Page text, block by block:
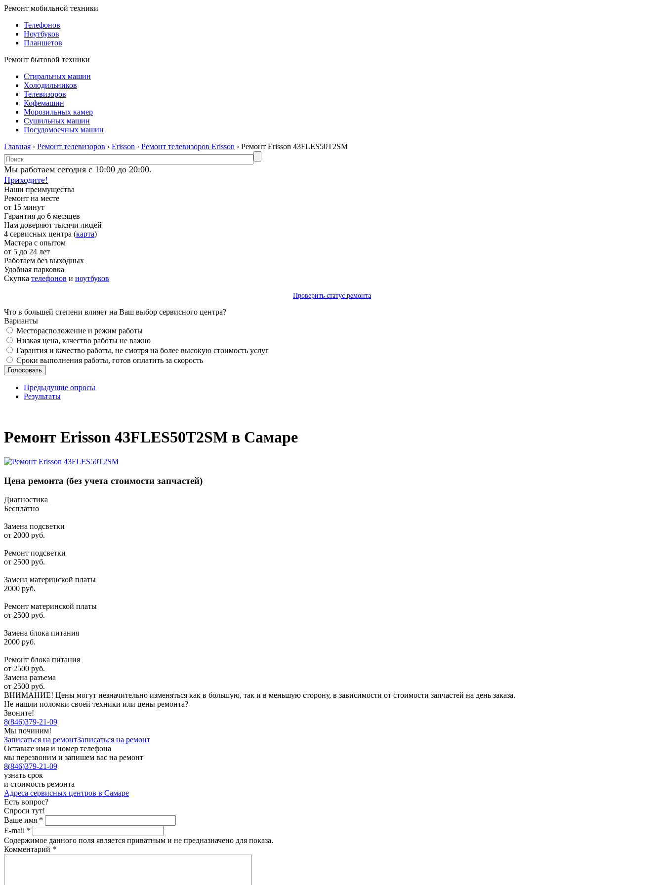
Ремонт мобильной техники
Телефонов
Ноутбуков
Планшетов
Ремонт бытовой техники
Стиральных машин
Холодильников
Телевизоров
Кофемашин
Морозильных камер
Сушильных машин
Посудомоечных машин
Главная › Ремонт телевизоров › Erisson › Ремонт телевизоров Erisson › Ремонт Erisson 43FLES50T2SM
Мы работаем сегодня с 10:00 до 20:00.
Приходите!
Наши преимущества
Ремонт на месте
от 15 минут
Гарантия до 6 месяцев
Нам доверяют тысячи людей
4 сервисных центра (карта)
Мастера с опытом
от 5 до 24 лет
Работаем без выходных
Удобная парковка
Скупка телефонов и ноутбуков
Проверить статус ремонта
Что в большей степени влияет на Ваш выбор сервисного центра?
Варианты
Месторасположение и режим работы
Низкая цена, качество работы не важно
Гарантия и качество работы, не смотря на более высокую стоимость услуг
Сроки выполнения работы, готов оплатить за скорость
Предыдущие опросы
Результаты
Ремонт Erisson 43FLES50T2SM в Самаре
Цена ремонта (без учета стоимости запчастей)
Диагностика
Бесплатно
Замена подсветки
от 2000 руб.
Ремонт подсветки
от 2500 руб.
Замена материнской платы
2000 руб.
Ремонт материнской платы
от 2500 руб.
Замена блока питания
2000 руб.
Ремонт блока питания
от 2500 руб.
Замена разъема
от 2500 руб.
ВНИМАНИЕ! Цены могут незначительно изменяться как в большую, так и в меньшую сторону, в зависимости от стоимости запчастей на день заказа.
Не нашли поломки своей техники или цены ремонта?
Звоните!
8(846)379-21-09
Мы починим!
Записаться на ремонтЗаписаться на ремонт
Оставьте имя и номер телефона
мы перезвоним и запишем вас на ремонт
8(846)379-21-09
узнать срок
и стоимость ремонта
Адреса сервисных центров в Самаре
Есть вопрос?
Спроси тут!
Ваше имя *
E-mail *
Содержимое данного поля является приватным и не предназначено для показа.
Комментарий *